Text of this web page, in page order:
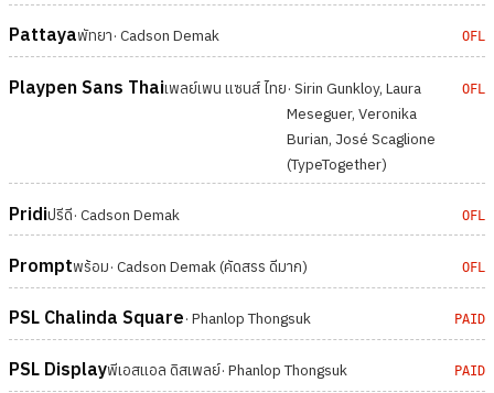
Pattayaพัทยา· Cadson Demak OFL
Playpen Sans Thaiเพลย์เพน แซนส์ ไทย· Sirin Gunkloy, Laura
Meseguer, Veronika
Burian, José Scaglione
(TypeTogether)
OFL
Pridiปรีดี· Cadson Demak OFL
Promptพร้อม· Cadson Demak (คัดสรร ดีมาก) OFL
PSL Chalinda Square· Phanlop Thongsuk PAID
PSL Displayพีเอสแอล ดิสเพลย์· Phanlop Thongsuk PAID